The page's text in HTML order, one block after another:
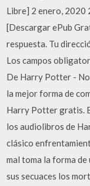
Libre] 2 enero, 2020
[Descargar ePub
respuesta. Tu
Los campos
De Harry Potter -
la mejor forma de
Harry Potter gratis.
los audiolibros de
clásico
mal toma la forma
sus secuaces los